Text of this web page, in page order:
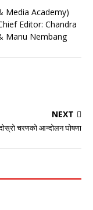
Media Academy)
Editor: Chandra
Manu Nembang
NEXT
दोस्रो चरणको आन्दोलन घोषणा